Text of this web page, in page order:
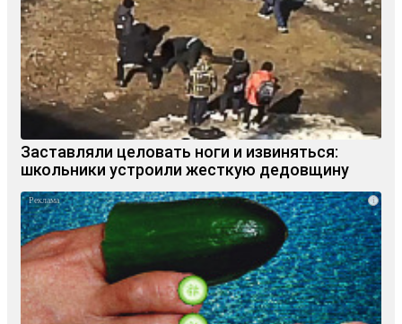
Заставляли целовать ноги и извиняться:
школьники устроили жесткую дедовщину
i